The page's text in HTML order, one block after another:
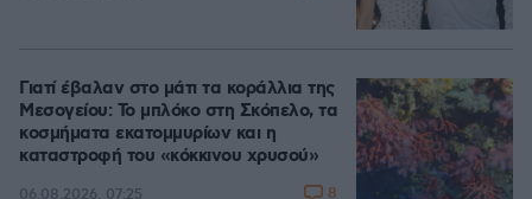
Γιατί έβαλαν στο μάτι τα κοράλλια της
Μεσογείου: Το μπλόκο στη Σκόπελο, τα
κοσμήματα εκατομμυρίων και η
καταστροφή του «κόκκινου χρυσού»
06.08.2026, 07:25 8